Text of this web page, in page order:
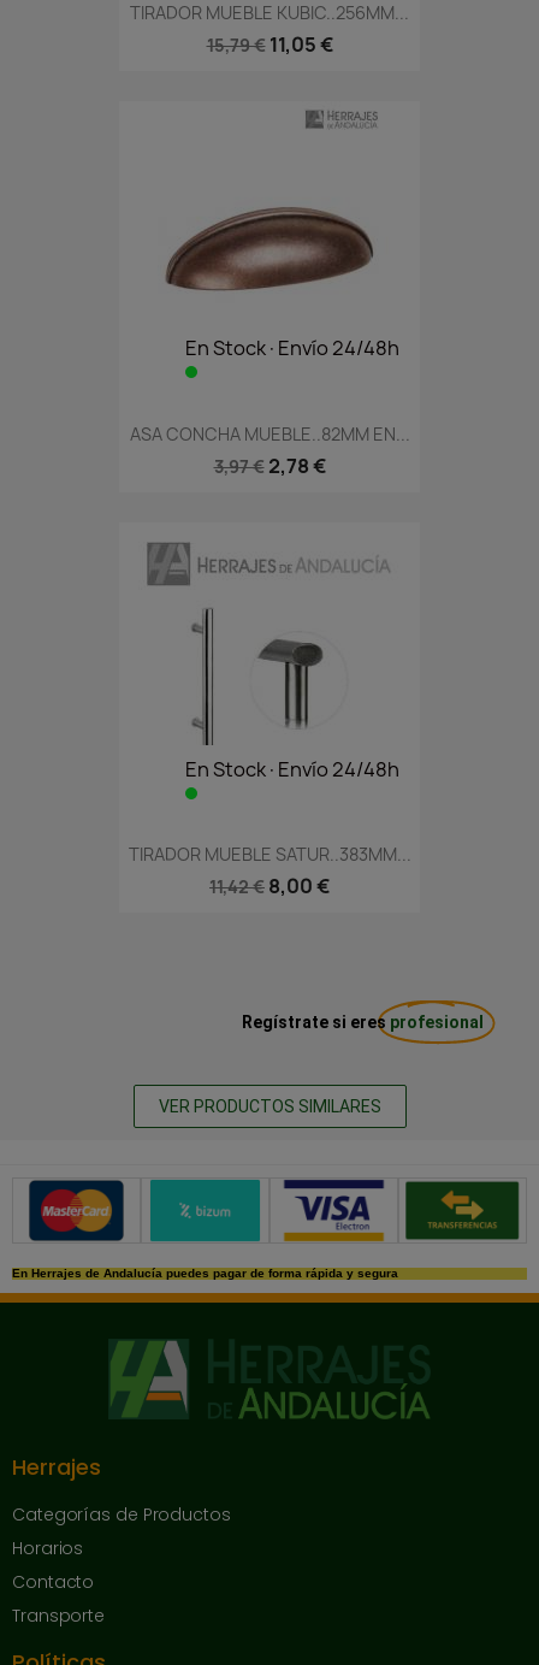
TIRADOR MUEBLE KUBIC..256MM...
15,79 € 11,05 €
En Stock·Envío 24/48h
ASA CONCHA MUEBLE..82MM EN...
3,97 € 2,78 €
En Stock·Envío 24/48h
TIRADOR MUEBLE SATUR..383MM...
11,42 € 8,00 €
Regístrate si eres profesional
VER PRODUCTOS SIMILARES
Métodos de pago seguros
En Herrajes de Andalucía puedes pagar de forma rápida y segura
Herrajes
Categorías de Productos
Horarios
Contacto
Transporte